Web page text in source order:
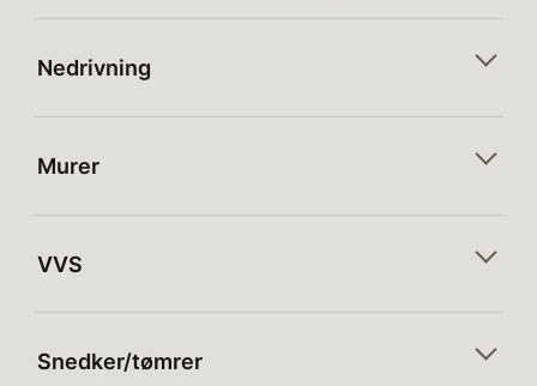
Nedrivning
Murer
VVS
Snedker/tømrer